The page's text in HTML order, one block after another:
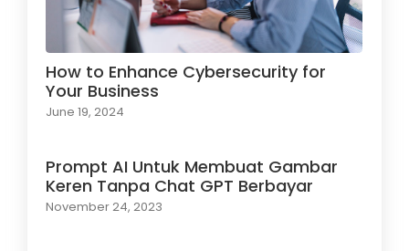
How to Enhance Cybersecurity for
Your Business
June 19, 2024
Prompt AI Untuk Membuat Gambar
Keren Tanpa Chat GPT Berbayar
November 24, 2023